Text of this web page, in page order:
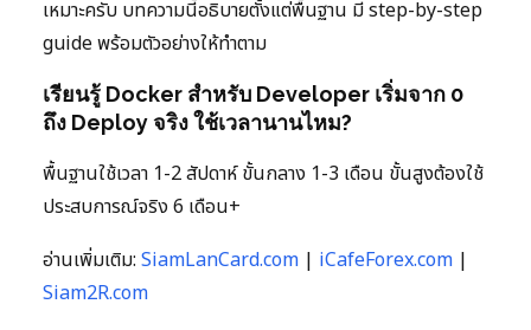
เหมาะครับ บทความนี้อธิบายตั้งแต่พื้นฐาน มี step-by-step
guide พร้อมตัวอย่างให้ทำตาม
เรียนรู้ Docker สำหรับ Developer เริ่มจาก 0
ถึง Deploy จริง ใช้เวลานานไหม?
พื้นฐานใช้เวลา 1-2 สัปดาห์ ขั้นกลาง 1-3 เดือน ขั้นสูงต้องใช้
ประสบการณ์จริง 6 เดือน+
อ่านเพิ่มเติม: SiamLanCard.com | iCafeForex.com |
Siam2R.com